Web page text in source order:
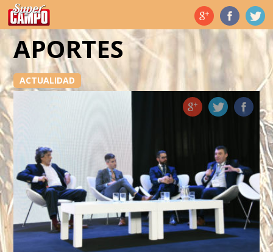
Temas de hoy
APORTES
ACTUALIDAD